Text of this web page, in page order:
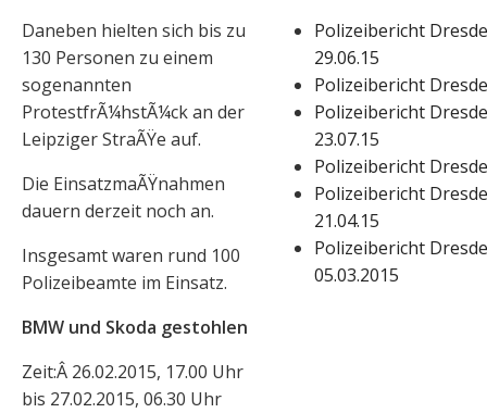
Daneben hielten sich bis zu
130 Personen zu einem
sogenannten
ProtestfrÃ¼hstÃ¼ck an der
Leipziger StraÃŸe auf.
Die EinsatzmaÃŸnahmen
dauern derzeit noch an.
Insgesamt waren rund 100
Polizeibeamte im Einsatz.
BMW und Skoda gestohlen
Zeit:Â 26.02.2015, 17.00 Uhr
bis 27.02.2015, 06.30 Uhr
Polizeibericht
29.06.15
Polizeibericht
Polizeibericht
23.07.15
Polizeibericht
Polizeibericht
21.04.15
Polizeibericht
05.03.2015